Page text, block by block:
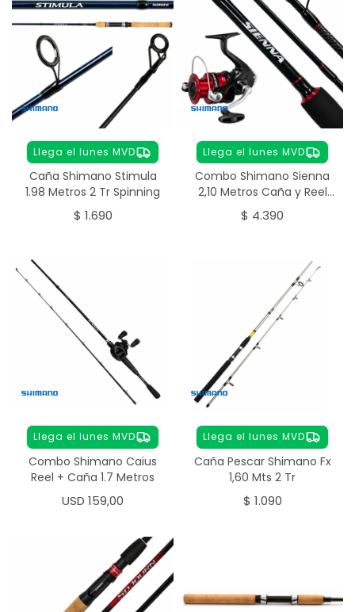
Llega el lunes MVD
Caña Shimano Stimula
1.98 Metros 2 Tr Spinning
$ 1.690
Llega el lunes MVD
Combo Shimano Sienna
2,10 Metros Caña y Reel
3000
$ 4.390
Llega el lunes MVD
Combo Shimano Caius
Reel + Caña 1.7 Metros
USD 159,00
Llega el lunes MVD
Caña Pescar Shimano Fx
1,60 Mts 2 Tr
$ 1.090